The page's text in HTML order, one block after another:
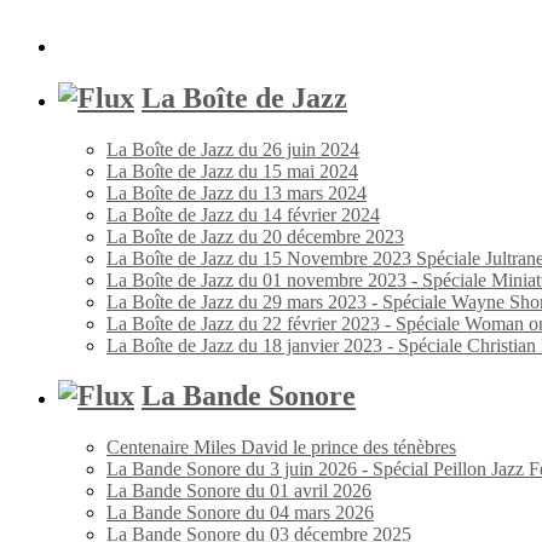
La Boîte de Jazz
La Boîte de Jazz du 26 juin 2024
La Boîte de Jazz du 15 mai 2024
La Boîte de Jazz du 13 mars 2024
La Boîte de Jazz du 14 février 2024
La Boîte de Jazz du 20 décembre 2023
La Boîte de Jazz du 15 Novembre 2023 Spéciale
La Boîte de Jazz du 01 novembre 2023 - Spéciale
La Boîte de Jazz du 29 mars 2023 - Spéciale Wayne
La Boîte de Jazz du 22 février 2023 - Spéciale Woman
La Boîte de Jazz du 18 janvier 2023 - Spéciale Christian
La Bande Sonore
Centenaire Miles David le prince des ténèbres
La Bande Sonore du 3 juin 2026 - Spécial Peillon Jazz
La Bande Sonore du 01 avril 2026
La Bande Sonore du 04 mars 2026
La Bande Sonore du 03 décembre 2025